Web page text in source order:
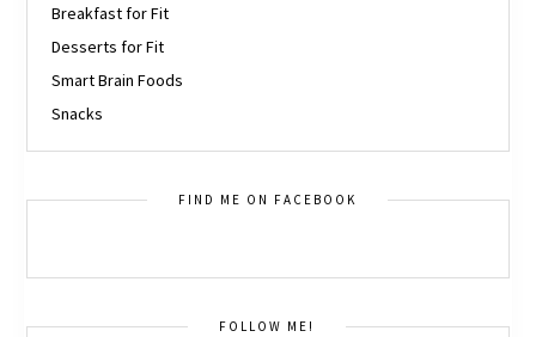
Breakfast for Fit
Desserts for Fit
Smart Brain Foods
Snacks
FIND ME ON FACEBOOK
FOLLOW ME!